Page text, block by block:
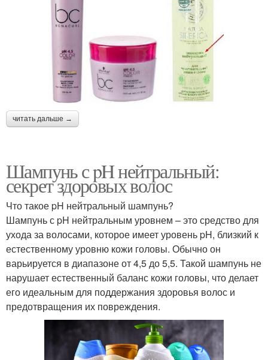
читать дальше →
Шампунь с pH нейтральный:
секрет здоровых волос
Что такое pH нейтральный шампунь?
Шампунь с pH нейтральным уровнем – это средство для
ухода за волосами, которое имеет уровень pH, близкий к
естественному уровню кожи головы. Обычно он
варьируется в диапазоне от 4,5 до 5,5. Такой шампунь не
нарушает естественный баланс кожи головы, что делает
его идеальным для поддержания здоровья волос и
предотвращения их повреждения.